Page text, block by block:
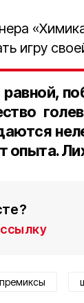
игру
равной,
опыта.
ссылку